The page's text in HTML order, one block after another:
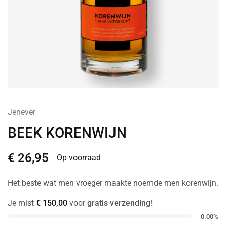
Jenever
BEEK KORENWIJN
€ 26,95 Op voorraad
Het beste wat men vroeger maakte noemde men korenwijn.
Je mist € 150,00 voorgratis verzending!
0.00%